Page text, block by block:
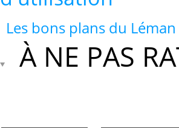
Les bons plans du
À NE PAS